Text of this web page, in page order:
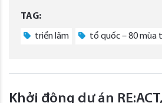
TAG:
triển lãm tổ quốc – 80 mùa
Khởi động dự án